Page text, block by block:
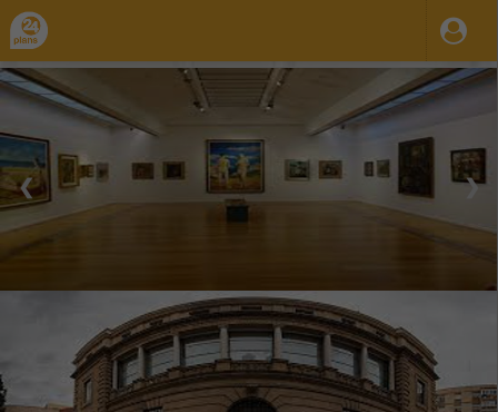
❮ ❯
30 Ago 202310:00 - 31 Dic 2035
Mar. Mie. Jue. Vie. Sab. Dom.